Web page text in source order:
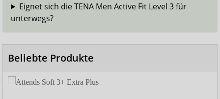
Eignet sich die TENA Men Active Fit Level 3 für
unterwegs?
Beliebte Produkte